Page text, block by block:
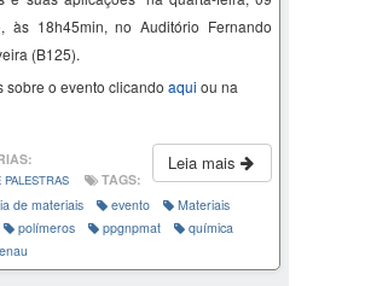
às 18h45min, no Auditório Fernando
(B125).
sobre o evento clicandoaqui ou na
Leia mais
TAGS:
de materiais
evento
Materiais
polímeros ppgnpmat
química